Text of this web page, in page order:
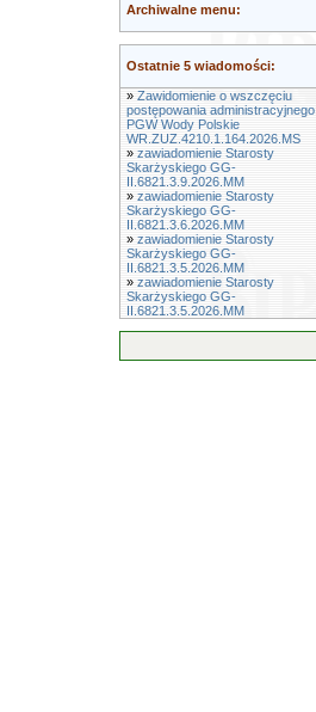
Archiwalne menu:
Ostatnie 5 wiadomości:
» Zawidomienie o wszczęciu
postępowania administracyjnego
PGW Wody Polskie
WR.ZUZ.4210.1.164.2026.MS
» zawiadomienie Starosty
Skarżyskiego GG-
II.6821.3.9.2026.MM
» zawiadomienie Starosty
Skarżyskiego GG-
II.6821.3.6.2026.MM
» zawiadomienie Starosty
Skarżyskiego GG-
II.6821.3.5.2026.MM
» zawiadomienie Starosty
Skarżyskiego GG-
II.6821.3.5.2026.MM